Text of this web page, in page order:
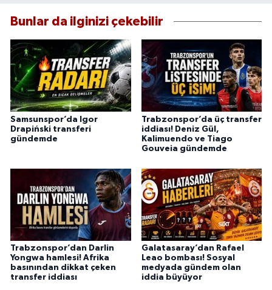
Bunlar da ilginizi çekebilir
Samsunspor’da Igor
Drapiński transferi
gündemde
Trabzonspor’da üç transfer
iddiası! Deniz Gül,
Kalimuendo ve Tiago
Gouveia gündemde
Trabzonspor’dan Darlin
Yongwa hamlesi! Afrika
basınından dikkat çeken
transfer iddiası
Galatasaray’dan Rafael
Leao bombası! Sosyal
medyada gündem olan
iddia büyüyor